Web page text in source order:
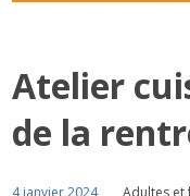
Atelier
de la